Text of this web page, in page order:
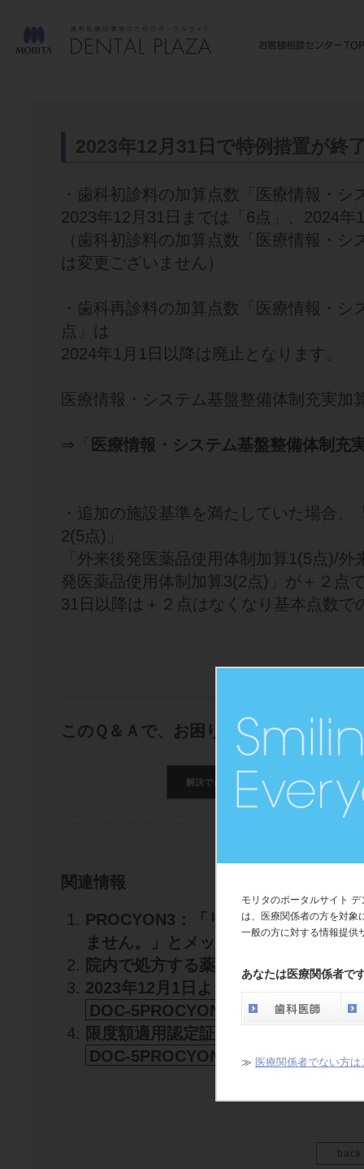
モリタのポータルサイト
は、医療関係者の方を対象
一般の方に対する情報提供
あなたは医療関係者で
≫ 医療関係者でない方は
2023年12月31日で特例措置が終
・歯科初診料の加算点数「医療情報・
2023年12月31日までは「6点」、2024
（歯科初診料の加算点数「医療情報・
は変更ございません）
・歯科再診料の加算点数「医療情報・
点」は
2024年1月1日以降は廃止となります。
医療情報・システム基盤整備体制充実加
⇒ 医療情報・システム基盤整備体制充
・追加の施設基準を満たしていた場合
2(5点)」
「外来後発医薬品使用体制加算1(5点)/
発医薬品使用体制加算3(2点)」が＋２点
31日以降は＋２点はなくなり基本点数で
このＱ＆Ａで、お困りごとは解決できま
解決できた 解決できたが分かり
関連情報
PROCYON3：「リモートデスクト
ません。」とメッセージが表示された
院内で処方する薬剤の登録方法は？
2023年12月1日より新たにCAD/CAM
DOC-5PROCYON2
限度額適用認定証をお持ちではない
DOC-5PROCYON2
back